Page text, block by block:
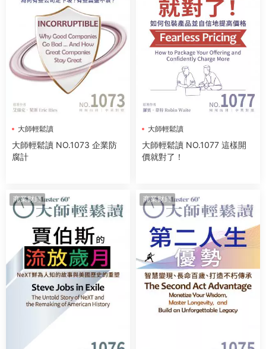
大師輕鬆讀
大師輕鬆讀 NO.1073 企業防
腐計
大師輕鬆讀
大師輕鬆讀 NO.1077 這樣開
價就對了！
商業财經 商業财經